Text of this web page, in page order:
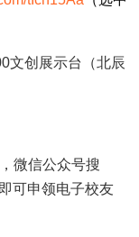
文创展示台（北辰
微信公众号搜
即可申领电子校友